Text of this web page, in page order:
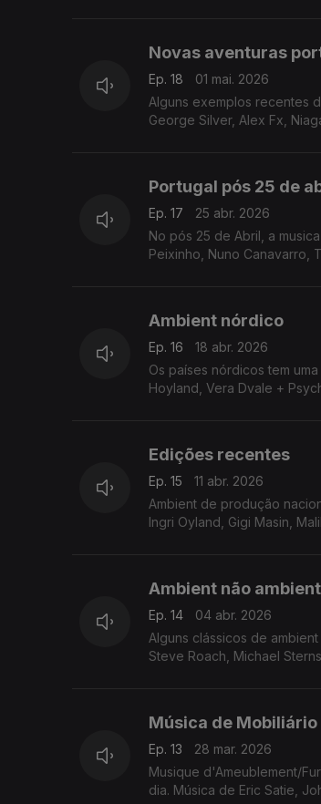
Novas aventuras
Ep. 18
01 mai. 2026
Alguns exemplos recentes
George Silver, Alex Fx,
Portugal pós 25 de
Ep. 17
25 abr. 2026
No pós 25 de Abril, a
Peixinho, Nuno Canavarro,
Ambient nórdico
Ep. 16
18 abr. 2026
Os países nórdicos tem
Hoyland, Vera Dvale +
Edições recentes
Ep. 15
11 abr. 2026
Ambient de produção
Ingri Oyland, Gigi Masin,
Ambient não ambient
Ep. 14
04 abr. 2026
Alguns clássicos de
Steve Roach, Michael
Música de Mobiliário
Ep. 13
28 mar. 2026
Musique d'Ameublement/
dia. Música de Eric Satie,